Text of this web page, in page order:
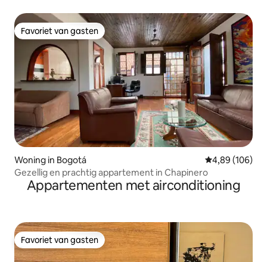
Favoriet van gasten
Favoriet van gasten
Woning in Bogotá Gemiddelde
4,89 (106)
Gezellig en prachtig appartement in Chapinero
Appartementen met airconditioning
Favoriet van gasten
Favoriet van gasten